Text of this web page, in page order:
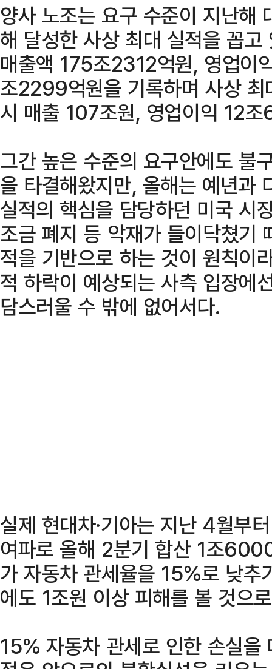
양사 노조는 요구 수준이 지난해
해 달성한 사상 최대 실적을 꼽
매출액 175조2312억원, 영업
조2299억원을 기록하며 사상
시 매출 107조원, 영업이익 12
그간 높은 수준의 요구안에도 불
을 타결해왔지만, 올해는 예년과
실적의 핵심을 담당하던 미국 시
조금 폐지 등 악재가 들이닥쳤기
적을 기반으로 하는 것이 원칙이
적 하락이 예상되는 사측 입장에
담스러울 수 밖에 없어서다.
실제 현대차·기아는 지난 4월부
여파로 올해 2분기 합산 1조
가 자동차 관세율을 15%로 낮추
에도 1조원 이상 피해를 볼 것으
15% 자동차 관세로 인한 손실을